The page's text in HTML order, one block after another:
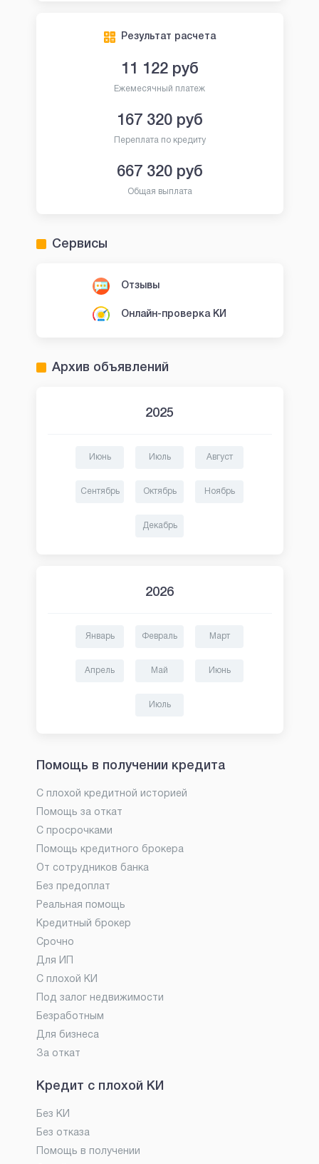
Результат расчета
11 122руб
Ежемесячный платеж
167 320руб
Переплата по кредиту
667 320руб
Общая выплата
Сервисы
Отзывы
Онлайн-проверка КИ
Архив объявлений
2025
Июнь Июль Август
Сентябрь Октябрь Ноябрь
Декабрь
2026
Январь Февраль Март
Апрель Май Июнь
Июль
Помощь в получении кредита
С плохой кредитной историей
Помощь за откат
С просрочками
Помощь кредитного брокера
От сотрудников банка
Без предоплат
Реальная помощь
Кредитный брокер
Срочно
Для ИП
С плохой КИ
Под залог недвижимости
Безработным
Для бизнеса
За откат
Кредит с плохой КИ
Без КИ
Без отказа
Помощь в получении